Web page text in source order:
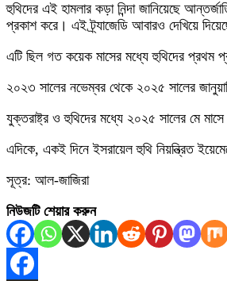
হুথিদের এই হামলার কড়া নিন্দা জানিয়েছে
প্রকাশ করে। এই ট্র্যাজেডি আবারও দেখিয়ে
এটি ছিল গত কয়েক মাসের মধ্যে হুথিদের প্রথম
২০২৩ সালের নভেম্বর থেকে ২০২৫ সালের
যুক্তরাষ্ট্র ও হুথিদের মধ্যে ২০২৫ সালের মে
এদিকে, একই দিনে ইসরায়েল হুথি নিয়ন্ত্রিত
সূত্র: আল-জাজিরা
নিউজটি শেয়ার করুন